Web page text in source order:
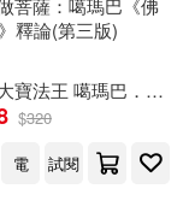
菩薩：噶瑪巴《佛
釋論(第三版)
寶法王 噶瑪巴．鄔金欽列多傑
$320
電
試閱